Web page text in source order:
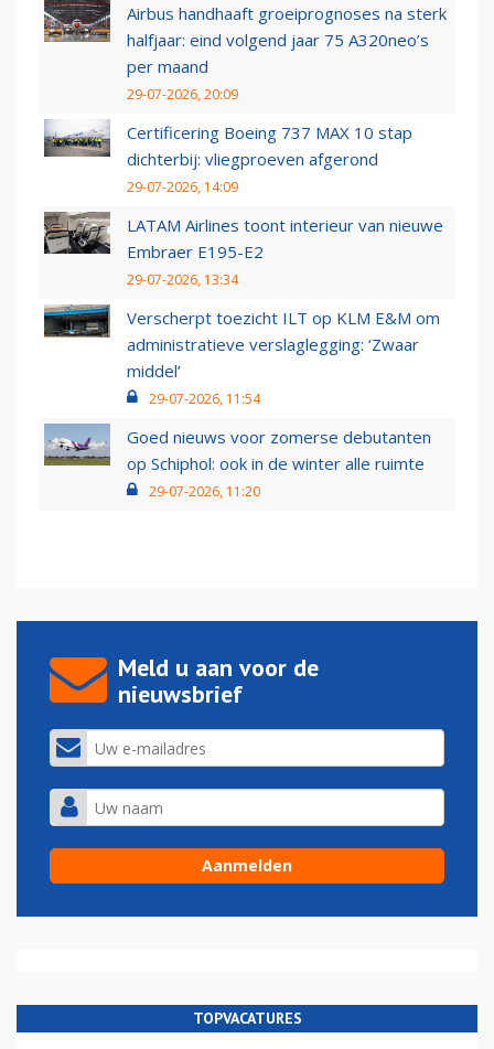
Airbus handhaaft groeiprognoses na sterk
halfjaar: eind volgend jaar 75 A320neo’s
per maand
29-07-2026, 20:09
Certificering Boeing 737 MAX 10 stap
dichterbij: vliegproeven afgerond
29-07-2026, 14:09
LATAM Airlines toont interieur van nieuwe
Embraer E195-E2
29-07-2026, 13:34
Verscherpt toezicht ILT op KLM E&M om
administratieve verslaglegging: ‘Zwaar
middel’
29-07-2026, 11:54
Goed nieuws voor zomerse debutanten
op Schiphol: ook in de winter alle ruimte
29-07-2026, 11:20
Meld u aan voor de
nieuwsbrief
TOPVACATURES